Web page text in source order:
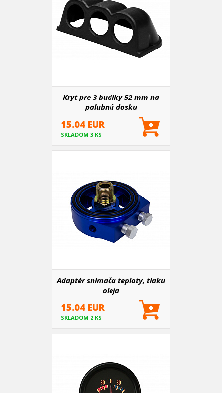
Kryt pre 3 budíky 52 mm na
palubnú dosku
15.04 EUR
SKLADOM 3 KS
Adaptér snímača teploty, tlaku
oleja
15.04 EUR
SKLADOM 2 KS